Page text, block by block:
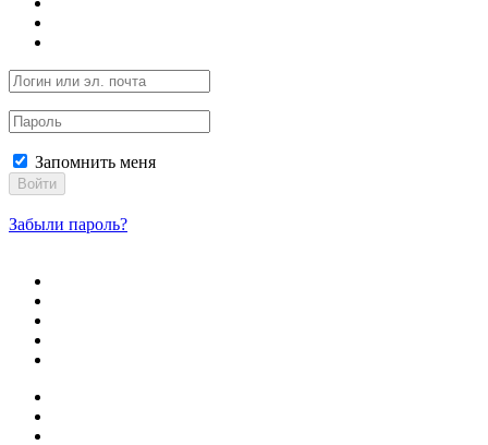
Запомнить меня
Войти
Забыли пароль?